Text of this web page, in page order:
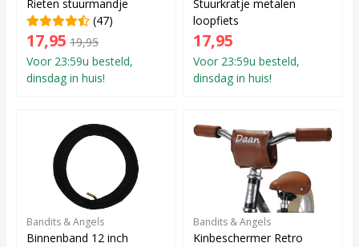
Rieten stuurmandje
(47)
17,95 19,95
Voor 23:59u besteld,
dinsdag in huis!
Stuurkratje metalen
loopfiets
17,95
Voor 23:59u besteld,
dinsdag in huis!
Bandits & Angels
Binnenband 12 inch
Bandits & Angels
Kinbeschermer Retro